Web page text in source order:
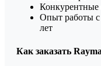
Конкурентные
Опыт работы с
лет
Как заказать